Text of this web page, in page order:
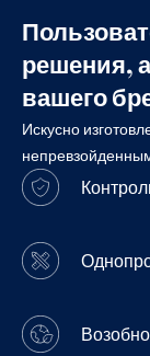
решения,
вашего
Искусно